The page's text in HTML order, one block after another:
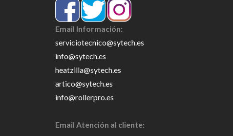
Email Información:
serviciotecnico@sytech.es
info@sytech.es
heatzilla@sytech.es
artico@sytech.es
info@rollerpro.es
Email Atención al cliente: